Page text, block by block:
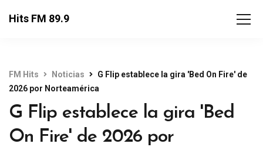
Hits FM 89.9
FM Hits Noticias
G Flip establece la gira 'Bed On Fire' de
2026 por Norteamérica
G Flip establece la gira 'Bed
On Fire' de 2026 por